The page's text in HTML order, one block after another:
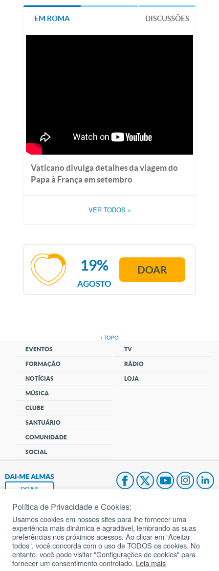
EM ROMA DISCUSSÕES
Vaticano divulga detalhes da viagem do
Papa à França em setembro
VER TODOS »
AGOSTO
19% DOAR
↑ TOPO
EVENTOS
FORMAÇÃO
NOTÍCIAS
MÚSICA
CLUBE
SANTUÁRIO
COMUNIDADE
SOCIAL
TV
RÁDIO
LOJA
DAI-ME ALMAS
DOAR
Fundação João Paulo II
Pedido de Oração
Mapa do site
Política de Privacidade e Cookies:
Usamos cookies em nossos sites para lhe fornecer uma
experiência mais dinâmica e agradável, lembrando as suas
preferências nos próximos acessos. Ao clicar em “Aceitar
todos”, você concorda com o uso de TODOS os cookies. No
entanto, você pode visitar "Configurações de cookies" para
fornecer um consentimento controlado. Leia mais